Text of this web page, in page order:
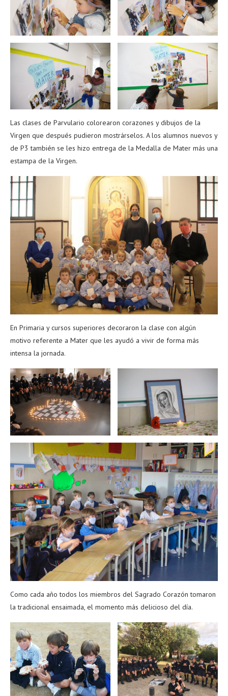
Las clases de Parvulario colorearon corazones y dibujos de la
Virgen que después pudieron mostrárselos. A los alumnos nuevos y
de P3 también se les hizo entrega de la Medalla de Mater más una
estampa de la Virgen.
En Primaria y cursos superiores decoraron la clase con algún
motivo referente a Mater que les ayudó a vivir de forma más
intensa la jornada.
Como cada año todos los miembros del Sagrado Corazón tomaron
la tradicional ensaimada, el momento más delicioso del día.